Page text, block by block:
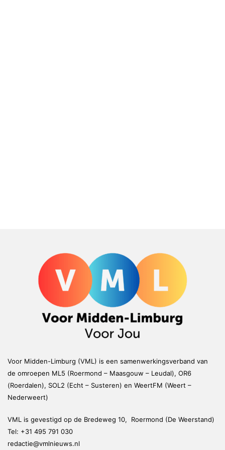
Voor Midden-Limburg (VML) is een samenwerkingsverband van
de omroepen ML5 (Roermond – Maasgouw – Leudal), OR6
(Roerdalen), SOL2 (Echt – Susteren) en WeertFM (Weert –
Nederweert)
VML is gevestigd op de Bredeweg 10, Roermond (De Weerstand)
Tel: +31 495 791 030
redactie@vmlnieuws.nl